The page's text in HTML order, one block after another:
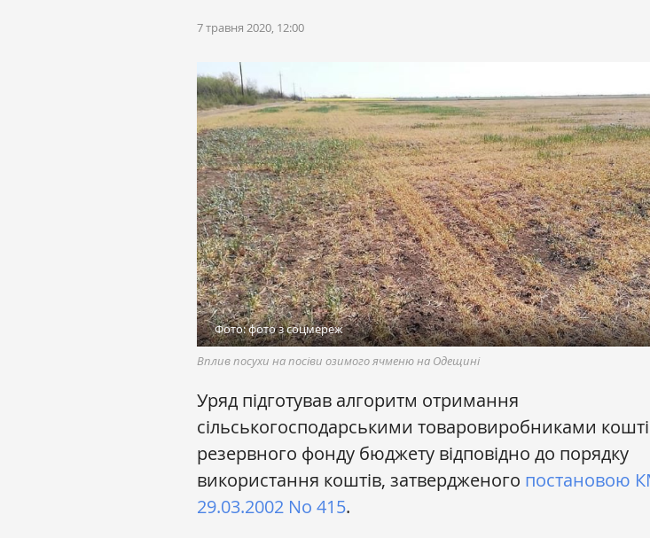
7 травня 2020, 12:00
Фото: фото з соцмереж
Вплив посухи на посіви озимого ячменю на Одещині
Уряд підготував алгоритм отримання
сільськогосподарськими товаровиробниками
резервного фонду бюджету відповідно до порядку
використання коштів, затвердженого постановою
29.03.2002 No 415.